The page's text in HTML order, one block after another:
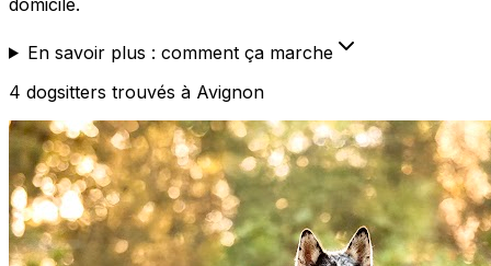
En savoir plus : comment ça marche
4 dogsitters trouvés à Avignon